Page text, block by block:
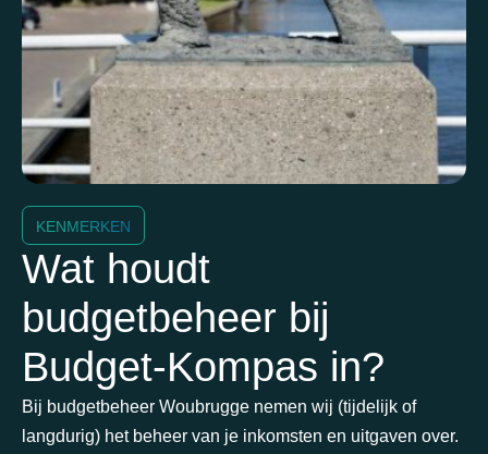
KENMERKEN
Wat houdt
budgetbeheer bij
Budget-Kompas in?
Bij budgetbeheer Woubrugge nemen wij (tijdelijk of
langdurig) het beheer van je inkomsten en uitgaven over.